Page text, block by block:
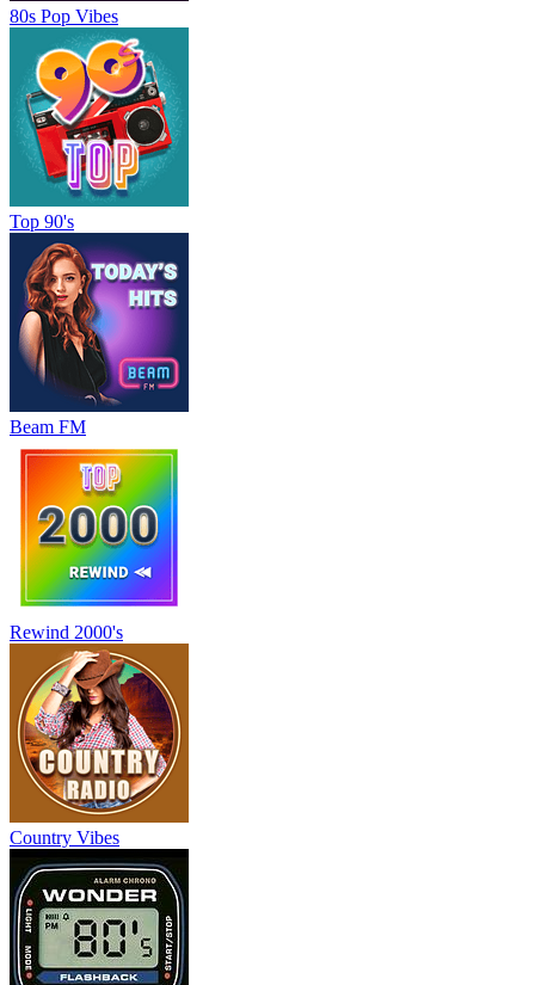
80s Pop Vibes
Top 90's
Beam FM
Rewind 2000's
Country Vibes